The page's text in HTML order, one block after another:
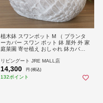
植木鉢 スワンポット M （ プランタ
ーカバー スワン ポット 鉢 屋外 外 家
庭菜園 寄せ植え おしゃれ 鉢カバー
リビングート JRE MALL店
14,300 円 (税込)
132ポイント